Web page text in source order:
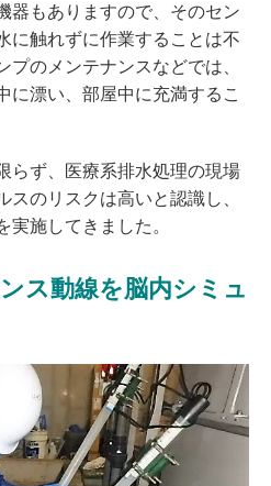
器もありますので、そのセン
に触れずに作業することは不
のメンテナンスなどでは、
に漂い、部屋中に充満するこ
らず、医療系排水処理の現場
スのリスクは高いと認識し、
実施してきました。
ス動線を脳内シミュ